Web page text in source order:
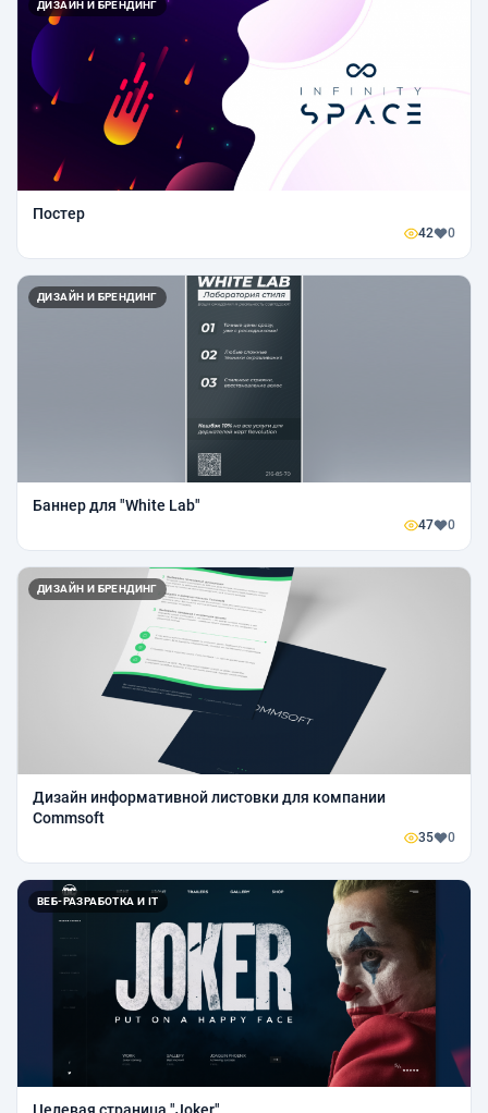
ДИЗАЙН И БРЕНДИНГ
Постер
42 0
ДИЗАЙН И БРЕНДИНГ
Баннер для "White Lab"
47 0
ДИЗАЙН И БРЕНДИНГ
Дизайн информативной листовки для компании
Commsoft
35 0
ВЕБ-РАЗРАБОТКА И IT